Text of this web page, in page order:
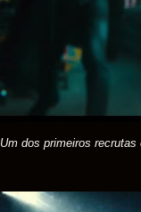
Um dos primeiros